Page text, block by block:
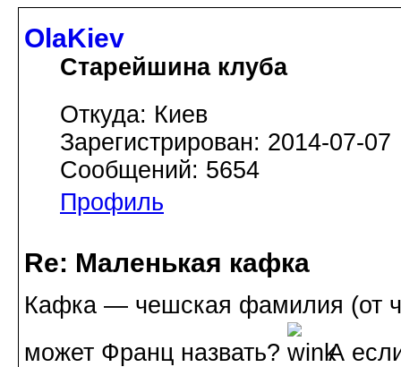
OlaKiev
Старейшина клуба
Откуда: Киев
Зарегистрирован: 2014-07-07
Сообщений: 5654
Профиль
Re: Маленькая кафка
Кафка — чешская фамилия (от
может Франц назвать?
А